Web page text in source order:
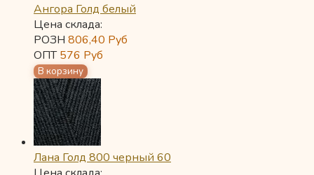
Ангора Голд белый
Цена склада:
РОЗН 806,40 Руб
ОПТ576 Руб
Лана Голд 800 черный 60